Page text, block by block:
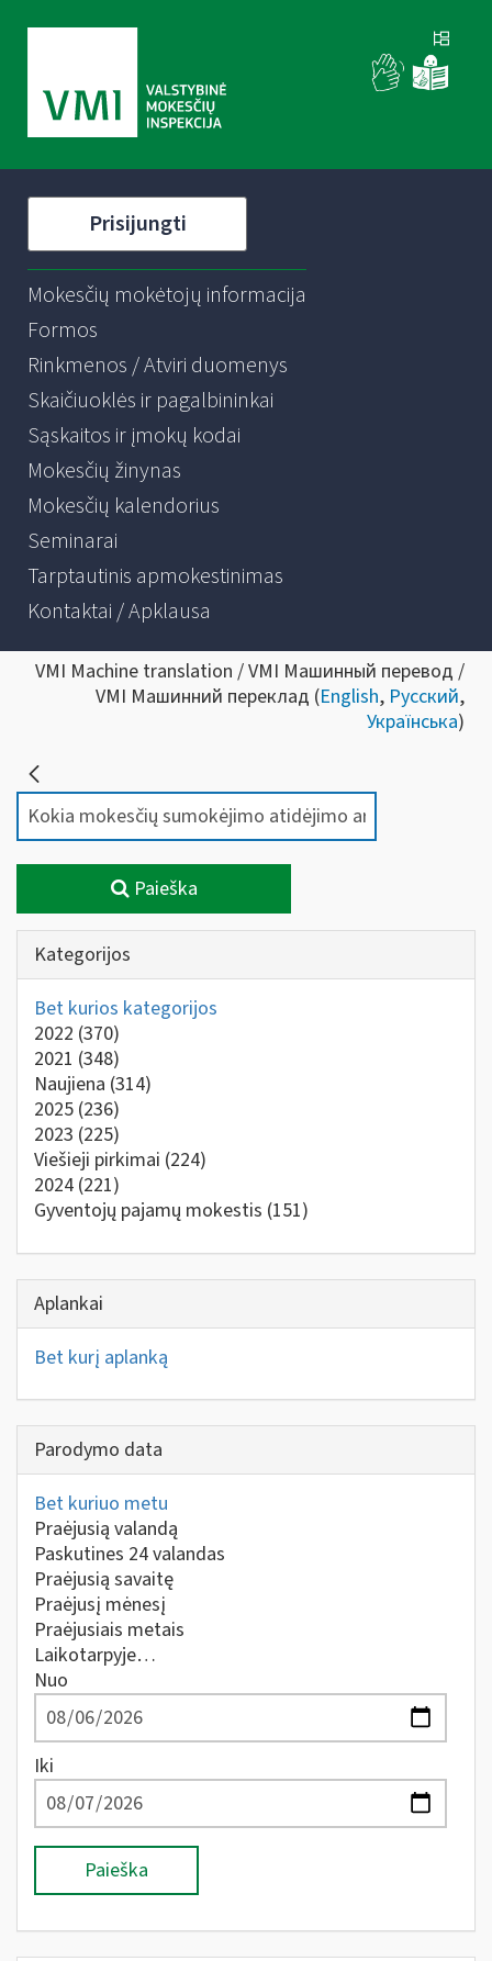
Prisijungti
Mokesčių mokėtojų informacija
Formos
Rinkmenos / Atviri duomenys
Skaičiuoklės ir pagalbininkai
Sąskaitos ir įmokų kodai
Mokesčių žinynas
Mokesčių kalendorius
Seminarai
Tarptautinis apmokestinimas
Kontaktai / Apklausa
VMI Machine translation / VMI Машинный перевод /
VMI Машинний переклад (English, Русский,
Українська)
Paieška
Kategorijos
Bet kurios kategorijos
2022 (370)
2021 (348)
Naujiena (314)
2025 (236)
2023 (225)
Viešieji pirkimai (224)
2024 (221)
Gyventojų pajamų mokestis (151)
Aplankai
Bet kurį aplanką
Parodymo data
Bet kuriuo metu
Praėjusią valandą
Paskutines 24 valandas
Praėjusią savaitę
Praėjusį mėnesį
Praėjusiais metais
Laikotarpyje…
Nuo
Iki
Paieška